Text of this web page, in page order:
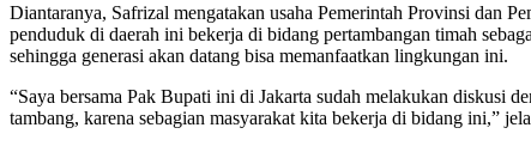
Diantaranya, Safrizal mengatakan usaha Pemerintah Provinsi dan
penduduk di daerah ini bekerja di bidang pertambangan timah
sehingga generasi akan datang bisa memanfaatkan lingkungan ini.
“Saya bersama Pak Bupati ini di Jakarta sudah melakukan diskusi
tambang, karena sebagian masyarakat kita bekerja di bidang ini,”